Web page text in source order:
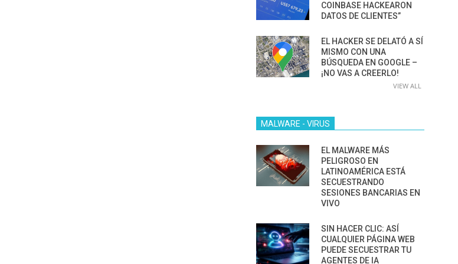
COINBASE HACKEARON
DATOS DE CLIENTES”
EL HACKER SE DELATÓ A SÍ
MISMO CON UNA
BÚSQUEDA EN GOOGLE –
¡NO VAS A CREERLO!
VIEW ALL
MALWARE - VIRUS
EL MALWARE MÁS
PELIGROSO EN
LATINOAMÉRICA ESTÁ
SECUESTRANDO
SESIONES BANCARIAS EN
VIVO
SIN HACER CLIC: ASÍ
CUALQUIER PÁGINA WEB
PUEDE SECUESTRAR TU
AGENTES DE IA